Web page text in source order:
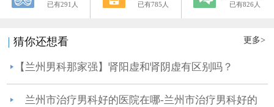
已有291人 已有785人 已有826人
猜你还想看 更多>
【兰州男科那家强】肾阳虚和肾阴虚有区别吗？
兰州市治疗男科好的医院在哪-兰州市治疗男科好的